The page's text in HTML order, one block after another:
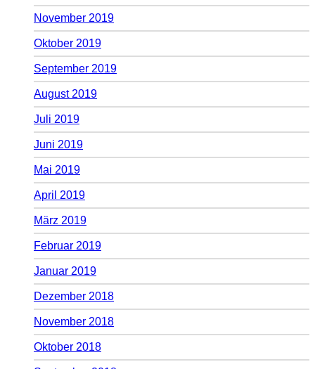
November 2019
Oktober 2019
September 2019
August 2019
Juli 2019
Juni 2019
Mai 2019
April 2019
März 2019
Februar 2019
Januar 2019
Dezember 2018
November 2018
Oktober 2018